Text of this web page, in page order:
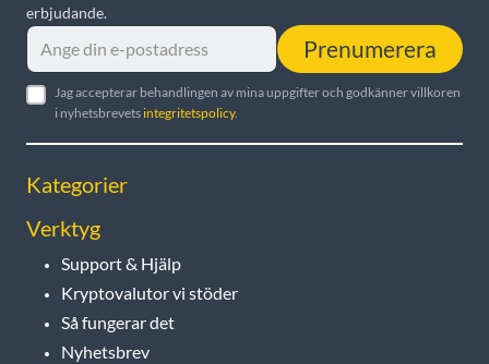
erbjudande.
Prenumerera
Jag accepterar behandlingen av mina uppgifter och godkänner villkoren
i nyhetsbrevets integritetspolicy.
Kategorier
Verktyg
Support & Hjälp
Kryptovalutor vi stöder
Så fungerar det
Nyhetsbrev